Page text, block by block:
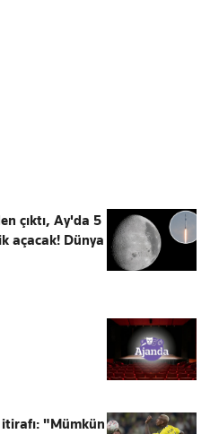
çıktı, Ay'da 5
açacak! Dünya
"Mümkün